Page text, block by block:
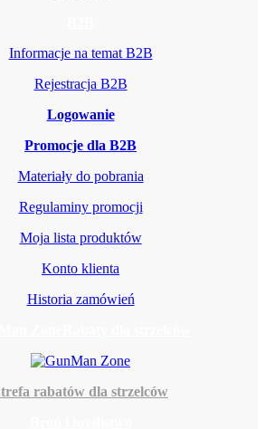
Informacje na temat B2B
Rejestracja B2B
Logowanie
Promocje dla B2B
Materiały do pobrania
Regulaminy promocji
Moja lista produktów
Konto klienta
Historia zamówień
rabatów dla strzelców